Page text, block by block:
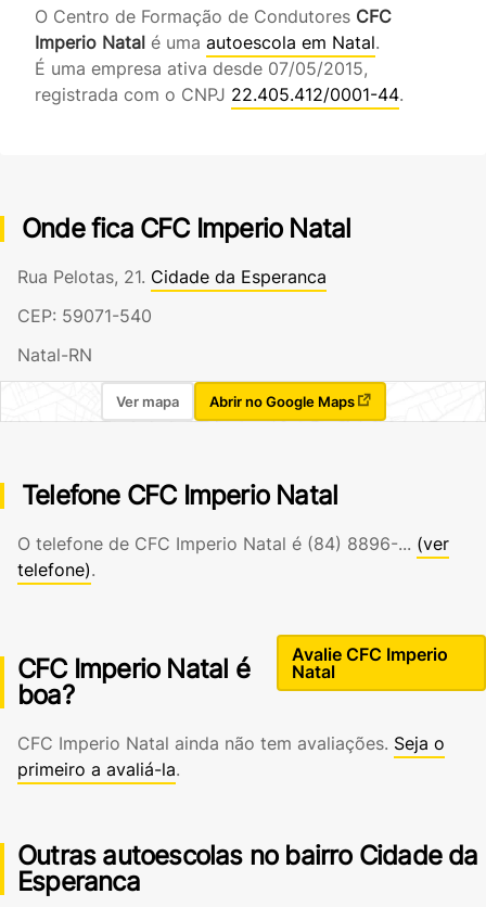
O Centro de Formação de Condutores CFC
Imperio Natal é uma autoescola em Natal.
É uma empresa ativa desde 07/05/2015,
registrada com o CNPJ 22.405.412/0001-44.
Onde fica CFC Imperio Natal
Rua Pelotas, 21. Cidade da Esperanca
CEP: 59071-540
Natal-RN
Ver mapa Abrir no Google Maps
Telefone CFC Imperio Natal
O telefone de CFC Imperio Natal é (84) 8896-... (ver
telefone).
CFC Imperio Natal é
boa?
Avalie CFC Imperio
Natal
CFC Imperio Natal ainda não tem avaliações. Seja o
primeiro a avaliá-la.
Outras autoescolas no bairro Cidade da
Esperanca